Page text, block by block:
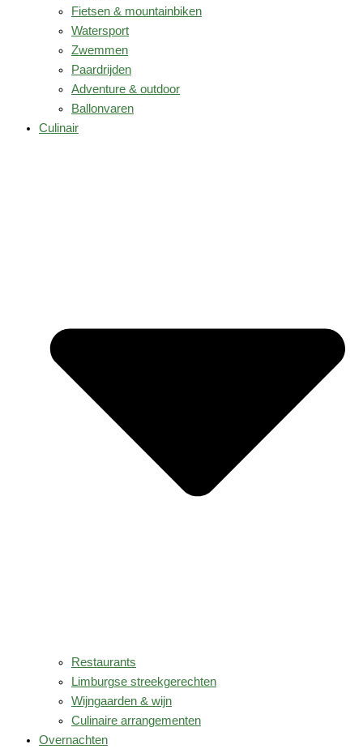
Fietsen & mountainbiken
Watersport
Zwemmen
Paardrijden
Adventure & outdoor
Ballonvaren
Culinair
Restaurants
Limburgse streekgerechten
Wijngaarden & wijn
Culinaire arrangementen
Overnachten